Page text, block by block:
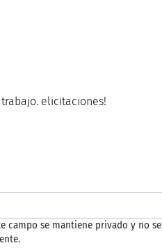
elicitaciones!
campo se mantiene privado y no se